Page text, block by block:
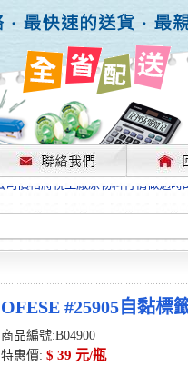
價格將視工廠原物料行情做適
題的衍生。
價格將視工廠原物料行情做適時
題的衍生。
OFESE #25905自黏標
商品編號:B04900
特惠價: $ 39 元/瓶